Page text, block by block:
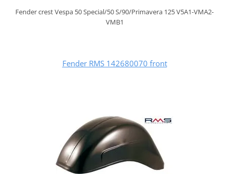
Fender crest Vespa 50 Special/50 S/90/Primavera 125 V5A1-VMA2-
VMB1
Fender RMS 142680070 front